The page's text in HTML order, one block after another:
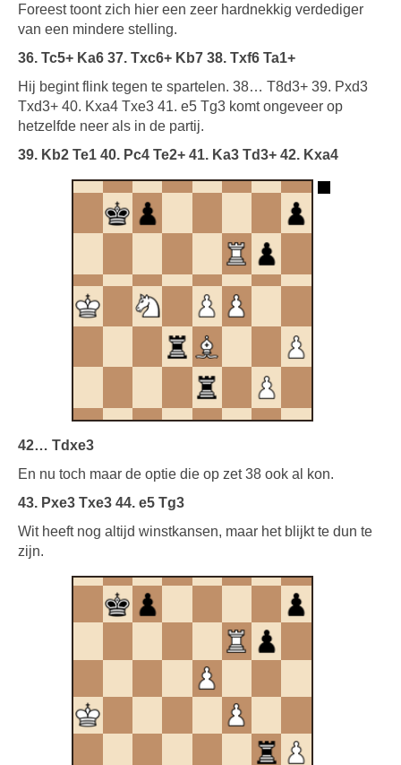
Foreest toont zich hier een zeer hardnekkig verdediger
van een mindere stelling.
36. Tc5+ Ka6 37. Txc6+ Kb7 38. Txf6 Ta1+
Hij begint flink tegen te spartelen. 38… T8d3+ 39. Pxd3
Txd3+ 40. Kxa4 Txe3 41. e5 Tg3 komt ongeveer op
hetzelfde neer als in de partij.
39. Kb2 Te1 40. Pc4 Te2+ 41. Ka3 Td3+ 42. Kxa4
42… Tdxe3
En nu toch maar de optie die op zet 38 ook al kon.
43. Pxe3 Txe3 44. e5 Tg3
Wit heeft nog altijd winstkansen, maar het blijkt te dun te
zijn.